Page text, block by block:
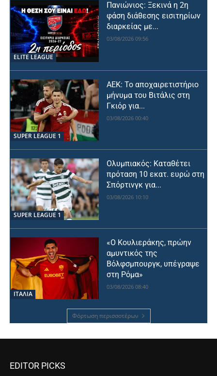
ELITE LEAGUE
Πανιώνιος: Ξεκινά η 2η
φάση διάθεσης εισιτηρίων
διαρκείας με...
03/08/2026 09:56
SUPER LEAGUE 1
ΑΕΚ: Το αποχαιρετιστήριο
μήνυμα του Βιτάλις στη
Γκιόρ για...
03/08/2026 00:40
SUPER LEAGUE 1
Ολυμπιακός: Καταθέτει
πρόταση 10 εκατ. ευρώ στη
Σπόρτινγκ για...
03/08/2026 10:10
ΙΤΑΛΙΑ
«Ο Κουλιεράκης, πρώην
αμυντικός της
Βόλφσμπουργκ, υπέγραψε
στη Ρόμα»
03/08/2026 08:40
Φόρτωση περισσοτέρων
EDITOR PICKS